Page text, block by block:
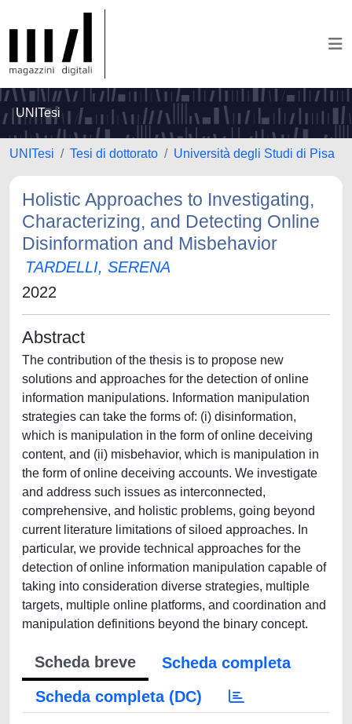
UNITesi
UNITesi Tesi di dottorato Università degli Studi di Pisa
Holistic Approaches to Investigating,
Characterizing, and Detecting Online
Disinformation and Misbehavior
TARDELLI, SERENA
2022
Abstract
The contribution of the thesis is to propose new
solutions and approaches for the detection of online
information manipulations. Information manipulation
strategies can take the forms of: (i) disinformation,
which is manipulation in the form of online deceiving
content, and (ii) misbehavior, which is manipulation in
the form of online deceiving accounts. We investigate
and address such issues as interconnected,
comprehensive, and holistic problems, going beyond
current literature limitations of siloed approaches. In
particular, we provide technical approaches for the
detection of online information manipulation capable of
taking into consideration diverse strategies, multiple
targets, multiple online platforms, and coordination and
manipulation definitions beyond the binary concept.
Scheda breve
Scheda completa
Scheda completa (DC)